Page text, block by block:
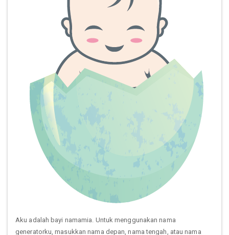
Aku adalah bayi namamia. Untuk menggunakan nama
generatorku, masukkan nama depan, nama tengah, atau nama